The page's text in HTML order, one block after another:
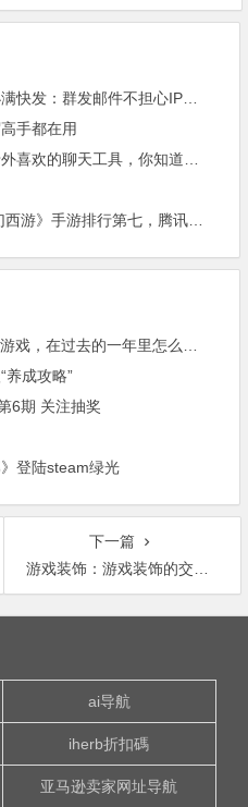
外贸邮件营销的免费工具——小满快发：群发邮件不担心IP被封
手都在用
进博会倒计时，外贸沟通中，老外喜欢的聊天工具，你知道几种？
2015年最赚钱游戏出炉：《梦幻西游》手游排行第七，腾讯总收入进前三
冲上英美加畅销榜TOP 5的这款游戏，在过去的一年里怎么做到了6400万月活跃用户？
养成攻略”
6期 关注抽奖
登陆steam绿光
下一篇
游戏装饰：游戏装饰的交易平台——c5GAME
ai导航
iherb折扣碼
亚马逊卖家网址导航